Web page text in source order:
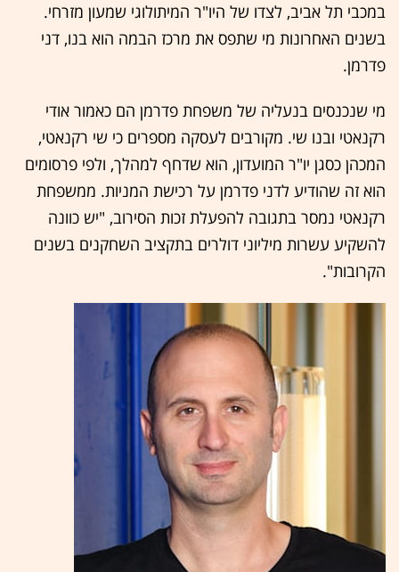
במכבי תל אביב, לצדו של היו"ר המיתולוגי שמעון מזרחי.
בשנים האחרונות מי שתפס את מרכז הבמה הוא בנו, דני
פדרמן.
מי שנכנסים בנעליה של משפחת פדרמן הם כאמור אודי
רקנאטי ובנו שי. מקורבים לעסקה מספרים כי שי רקנאטי,
המכהן כסגן יו"ר המועדון, הוא שדחף למהלך, ולפי פרסומים
הוא זה שהודיע לדני פדרמן על רכישת המניות. ממשפחת
רקנאטי נמסר בתגובה להפעלת זכות הסירוב, "יש כוונה
להשקיע עשרות מיליוני דולרים בתקציב השחקנים בשנים
הקרובות".